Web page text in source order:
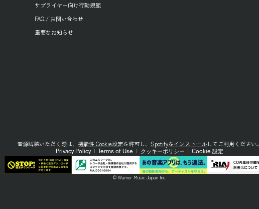
サプライヤー向け行動規範
FAQ / お問い合わせ
重要なお知らせ
音源試聴いただく際は、 機能性 Cookie設定を許可し、 Spotifyをインストールしてご利用ください。
Privacy Policy | Terms of Use | クッキーポリシー | Cookie 設定
© Warner Music Japan Inc.